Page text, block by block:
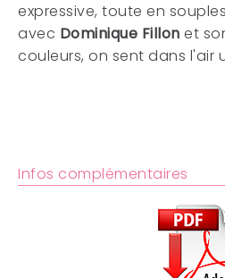
expressive, toute en
avec Dominique Fillon et
couleurs, on sent dans l'air
Infos complémentaires